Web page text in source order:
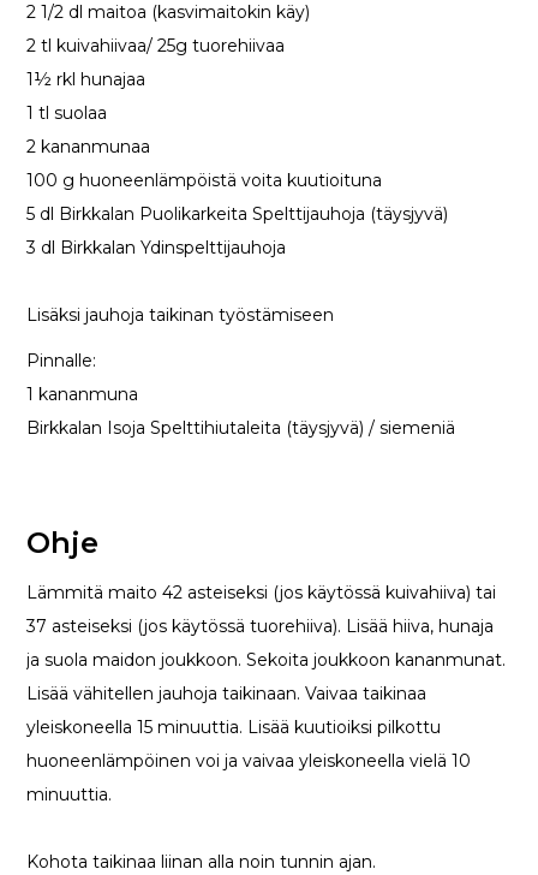
2 1/2 dl maitoa (kasvimaitokin käy)
2 tl kuivahiivaa/ 25g tuorehiivaa
1½ rkl hunajaa
1 tl suolaa
2 kananmunaa
100 g huoneenlämpöistä voita kuutioituna
5 dl Birkkalan Puolikarkeita Spelttijauhoja (täysjyvä)
3 dl Birkkalan Ydinspelttijauhoja
Lisäksi jauhoja taikinan työstämiseen
Pinnalle:
1 kananmuna
Birkkalan Isoja Spelttihiutaleita (täysjyvä) / siemeniä
Ohje
Lämmitä maito 42 asteiseksi (jos käytössä kuivahiiva) tai
37 asteiseksi (jos käytössä tuorehiiva). Lisää hiiva, hunaja
ja suola maidon joukkoon. Sekoita joukkoon kananmunat.
Lisää vähitellen jauhoja taikinaan. Vaivaa taikinaa
yleiskoneella 15 minuuttia. Lisää kuutioiksi pilkottu
huoneenlämpöinen voi ja vaivaa yleiskoneella vielä 10
minuuttia.
Kohota taikinaa liinan alla noin tunnin ajan.